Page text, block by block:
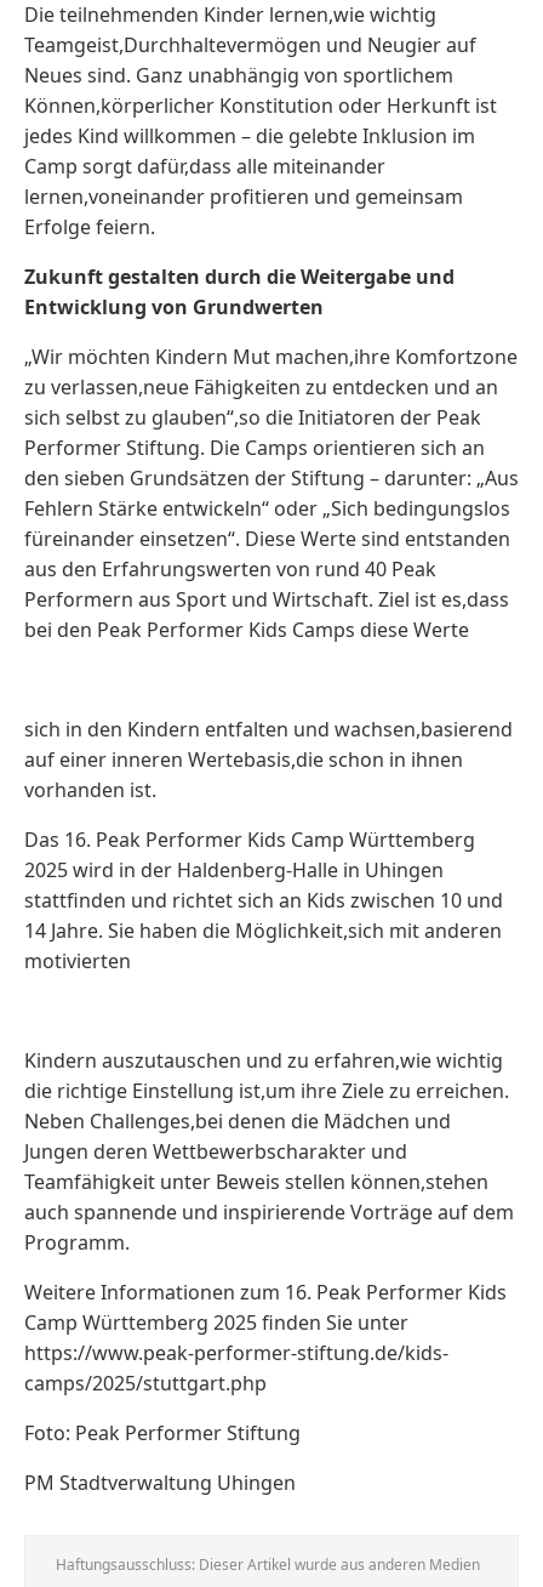
Die teilnehmenden Kinder lernen,wie wichtig
Teamgeist,Durchhaltevermögen und Neugier auf
Neues sind. Ganz unabhängig von sportlichem
Können,körperlicher Konstitution oder Herkunft ist
jedes Kind willkommen – die gelebte Inklusion im
Camp sorgt dafür,dass alle miteinander
lernen,voneinander profitieren und gemeinsam
Erfolge feiern.
Zukunft gestalten durch die Weitergabe und
Entwicklung von Grundwerten
„Wir möchten Kindern Mut machen,ihre Komfortzone
zu verlassen,neue Fähigkeiten zu entdecken und an
sich selbst zu glauben“,so die Initiatoren der Peak
Performer Stiftung. Die Camps orientieren sich an
den sieben Grundsätzen der Stiftung – darunter: „Aus
Fehlern Stärke entwickeln“ oder „Sich bedingungslos
füreinander einsetzen“. Diese Werte sind entstanden
aus den Erfahrungswerten von rund 40 Peak
Performern aus Sport und Wirtschaft. Ziel ist es,dass
bei den Peak Performer Kids Camps diese Werte
sich in den Kindern entfalten und wachsen,basierend
auf einer inneren Wertebasis,die schon in ihnen
vorhanden ist.
Das 16. Peak Performer Kids Camp Württemberg
2025 wird in der Haldenberg-Halle in Uhingen
stattfinden und richtet sich an Kids zwischen 10 und
14 Jahre. Sie haben die Möglichkeit,sich mit anderen
motivierten
Kindern auszutauschen und zu erfahren,wie wichtig
die richtige Einstellung ist,um ihre Ziele zu erreichen.
Neben Challenges,bei denen die Mädchen und
Jungen deren Wettbewerbscharakter und
Teamfähigkeit unter Beweis stellen können,stehen
auch spannende und inspirierende Vorträge auf dem
Programm.
Weitere Informationen zum 16. Peak Performer Kids
Camp Württemberg 2025 finden Sie unter
https://www.peak-performer-stiftung.de/kids-
camps/2025/stuttgart.php
Foto: Peak Performer Stiftung
PM Stadtverwaltung Uhingen
Haftungsausschluss: Dieser Artikel wurde aus anderen Medien